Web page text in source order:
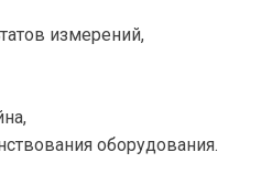
измерений,
оборудования.